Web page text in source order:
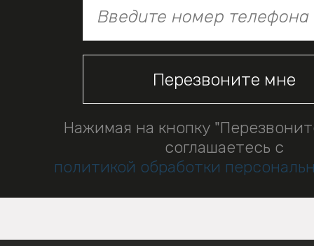
Нажимая на кнопку
соглашаетесь с
политикой обработки